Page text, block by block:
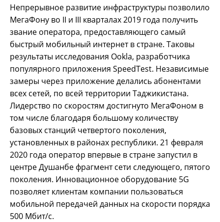
Непрерывное развитие инфраструктуры позволило
МегаФону во II и III кварталах 2019 года получить
звание оператора, предоставляющего самый
быстрый мобильный интернет в стране. Таковы
результаты исследования Ookla, разработчика
популярного приложения SpeedTest. Независимые
замеры через приложение делались абонентами
всех сетей, по всей территории Таджикистана.
Лидерство по скоростям достигнуто МегаФоном в
том числе благодаря большому количеству
базовых станций четвертого поколения,
установленных в районах республики. 21 февраля
2020 года оператор впервые в стране запустил в
центре Душанбе фрагмент сети следующего, пятого
поколения. Инновационное оборудование 5G
позволяет клиентам компании пользоваться
мобильной передачей данных на скорости порядка
500 Мбит/с.